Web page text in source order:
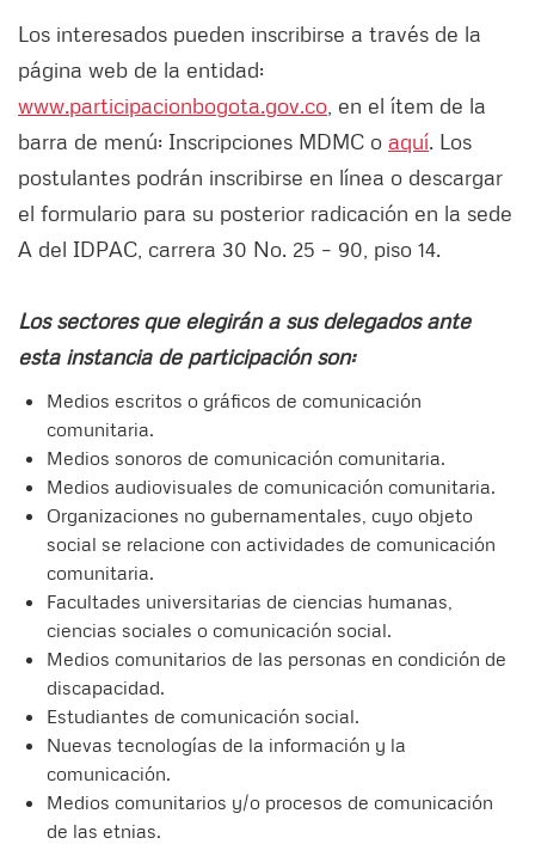
Los interesados pueden inscribirse a través de la
página web de la entidad:
www.participacionbogota.gov.co , en el ítem de la
barra de menú: Inscripciones MDMC o aquí. Los
postulantes podrán inscribirse en línea o descargar
el formulario para su posterior radicación en la sede
A del IDPAC, carrera 30 No. 25 – 90, piso 14.
Los sectores que elegirán a sus delegados ante
esta instancia de participación son:
Medios escritos o gráficos de comunicación
comunitaria.
Medios sonoros de comunicación comunitaria.
Medios audiovisuales de comunicación comunitaria.
Organizaciones no gubernamentales, cuyo objeto
social se relacione con actividades de comunicación
comunitaria.
Facultades universitarias de ciencias humanas,
ciencias sociales o comunicación social.
Medios comunitarios de las personas en condición de
discapacidad.
Estudiantes de comunicación social.
Nuevas tecnologías de la información y la
comunicación.
Medios comunitarios y/o procesos de comunicación
de las etnias.